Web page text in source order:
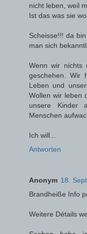
nicht leben, weil
Ist das was sie
Scheisse!!! da
man sich
Wenn wir nichts
geschehen. Wir
Leben und
Wollen wir leben
unsere Kinder
Menschen
Ich will...
Antworten
Anonym 18.
Brandheiße Info
Weitere Détails